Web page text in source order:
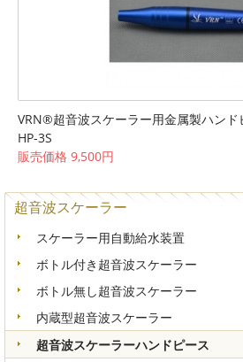
VRN®超音波スケーラー用金属製ハンド
HP-3S
販売価格 9,500円
超音波スケーラー
スケーラー用自動給水装置
ボトル付き超音波スケーラー
ボトル無し超音波スケーラー
内蔵型超音波スケーラー
超音波スケーラーハンドピース